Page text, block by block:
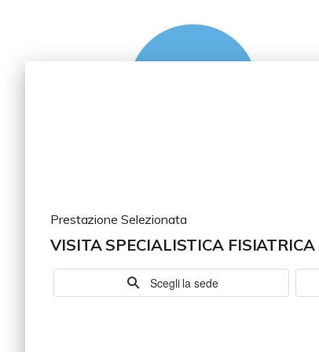
Prestazione Selezionata
VISITA SPECIALISTICA FISIATRICA
Scegli la sede